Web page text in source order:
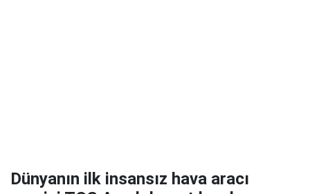
Dünyanın ilk insansız hava aracı